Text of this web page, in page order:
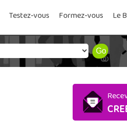
Testez-vous Formez-vous Le